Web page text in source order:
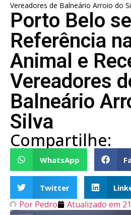
Vereadores de Balneário Arroio do
Porto Belo
Referência
Animal e
Vereadores
Balneário
Silva
Compartilhe:
WhatsApp
Twitter
Por Pedro Atualizado em